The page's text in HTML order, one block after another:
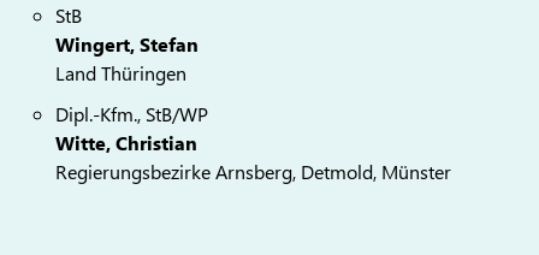
StB
Wingert, Stefan
Land Thüringen
Dipl.-Kfm., StB/WP
Witte, Christian
Regierungsbezirke Arnsberg, Detmold, Münster